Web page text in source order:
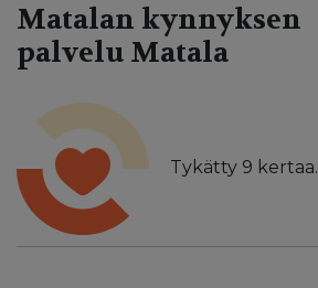
Matalan kynnyksen
palvelu Matala
Tykätty 9 kertaa.